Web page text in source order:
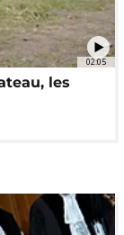
02:05
les